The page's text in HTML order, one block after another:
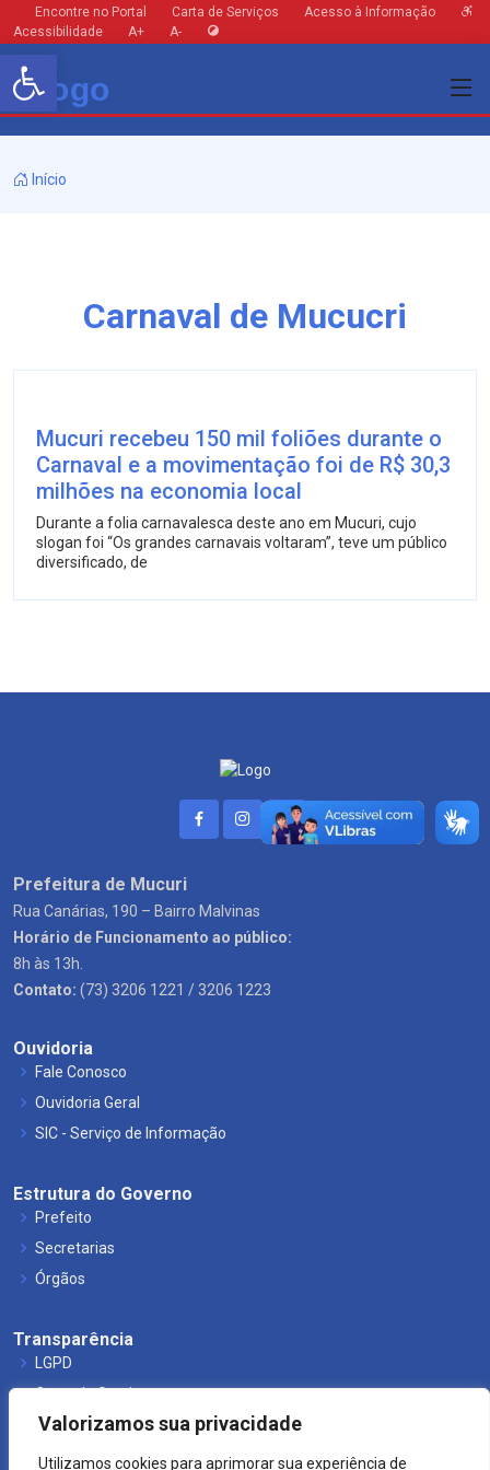
Barra de Ferramentas Aberta
Valorizamos sua privacidade
Utilizamos cookies para aprimorar sua experiência de
Encontre no Portal Carta de Serviços
Acesso à Informação
Acessibilidade
A+ A-
Início
Carnaval de Mucucri
Mucuri recebeu 150 mil foliões durante o
Carnaval e a movimentação foi de R$ 30,3
milhões na economia local
Durante a folia carnavalesca deste ano em Mucuri, cujo
slogan foi “Os grandes carnavais voltaram”, teve um público
diversificado, de
Prefeitura de Mucuri
Rua Canárias, 190 – Bairro Malvinas
Horário de Funcionamento ao público:
8h às 13h.
Contato: (73) 3206 1221 / 3206 1223
Ouvidoria
Fale Conosco
Ouvidoria Geral
SIC - Serviço de Informação
Estrutura do Governo
Prefeito
Secretarias
Órgãos
Transparência
LGPD
Carta de Serviços
Leis Municipais